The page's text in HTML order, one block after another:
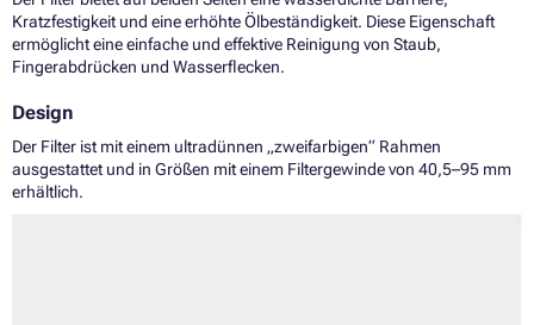
Kratzfestigkeit und eine erhöhte Ölbeständigkeit. Diese Eigenschaft
ermöglicht eine einfache und effektive Reinigung von Staub,
Fingerabdrücken und Wasserflecken.
Design
Der Filter ist mit einem ultradünnen „zweifarbigen“ Rahmen
ausgestattet und in Größen mit einem Filtergewinde von 40,5–95 mm
erhältlich.